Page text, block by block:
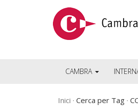
CAMBRA
Inici Cerca per Tag